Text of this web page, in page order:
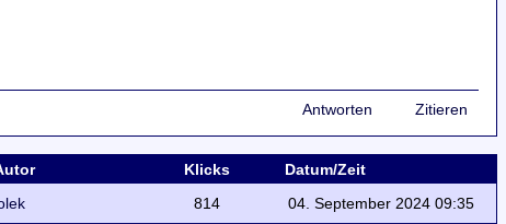
Antworten Zitieren
Klicks Datum/Zeit
814 04. September 2024 09:35